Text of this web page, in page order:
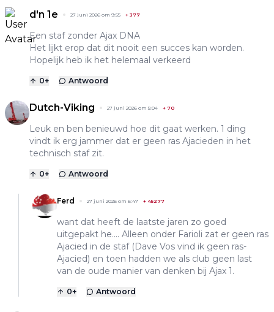
d'n 1e 27 juni 2026 om 9:55 + 377
Een staf zonder Ajax DNA
Het lijkt erop dat dit nooit een succes kan worden.
Hopelijk heb ik het helemaal verkeerd
0+ Antwoord
Dutch-Viking 27 juni 2026 om 5:04 + 70
Leuk en ben benieuwd hoe dit gaat werken. 1 ding
vindt ik erg jammer dat er geen ras Ajacieden in het
technisch staf zit.
0+ Antwoord
Ferd 27 juni 2026 om 6:47 + 45277
want dat heeft de laatste jaren zo goed
uitgepakt he.... Alleen onder Farioli zat er geen ras
Ajacied in de staf (Dave Vos vind ik geen ras-
Ajacied) en toen hadden we als club geen last
van de oude manier van denken bij Ajax 1.
0+ Antwoord